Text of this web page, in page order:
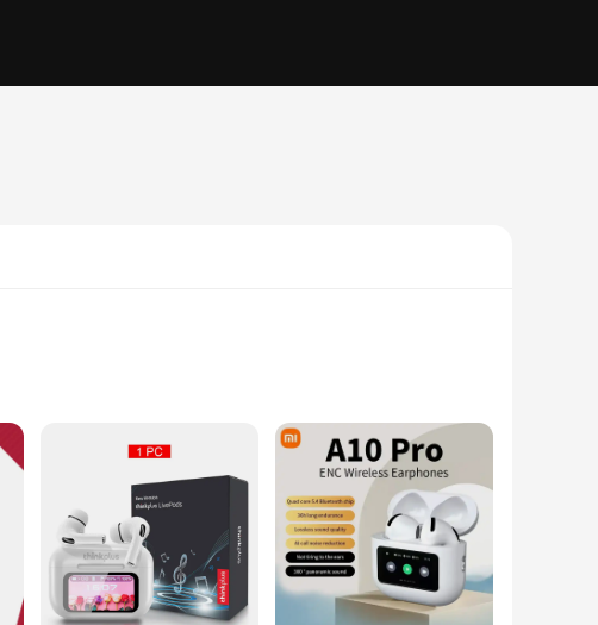
design ensures an immersive sound experience, while the high-
or enjoying your favorite multimedia content, the AE5 Plus